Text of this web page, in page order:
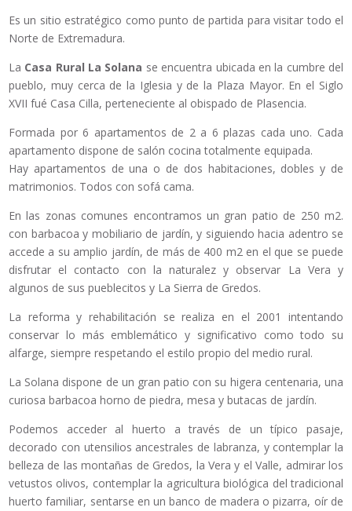
Es un sitio estratégico como punto de partida para visitar todo el
Norte de Extremadura.
La Casa Rural La Solana se encuentra ubicada en la cumbre del
pueblo, muy cerca de la Iglesia y de la Plaza Mayor. En el Siglo
XVII fué Casa Cilla, perteneciente al obispado de Plasencia.
Formada por 6 apartamentos de 2 a 6 plazas cada uno. Cada
apartamento dispone de salón cocina totalmente equipada.
Hay apartamentos de una o de dos habitaciones, dobles y de
matrimonios. Todos con sofá cama.
En las zonas comunes encontramos un gran patio de 250 m2.
con barbacoa y mobiliario de jardín, y siguiendo hacia adentro se
accede a su amplio jardín, de más de 400 m2 en el que se puede
disfrutar el contacto con la naturalez y observar La Vera y
algunos de sus pueblecitos y La Sierra de Gredos.
La reforma y rehabilitación se realiza en el 2001 intentando
conservar lo más emblemático y significativo como todo su
alfarge, siempre respetando el estilo propio del medio rural.
La Solana dispone de un gran patio con su higera centenaria, una
curiosa barbacoa horno de piedra, mesa y butacas de jardín.
Podemos acceder al huerto a través de un típico pasaje,
decorado con utensilios ancestrales de labranza, y contemplar la
belleza de las montañas de Gredos, la Vera y el Valle, admirar los
vetustos olivos, contemplar la agricultura biológica del tradicional
huerto familiar, sentarse en un banco de madera o pizarra, oír de